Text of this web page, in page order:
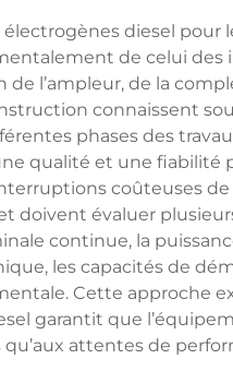
diesel pour
de celui des
l’ampleur, de la
connaissent
phases des
qualité et une fiabilité
coûteuses
doivent évaluer
continue, la
les capacités de
Cette approche
garantit que
attentes de